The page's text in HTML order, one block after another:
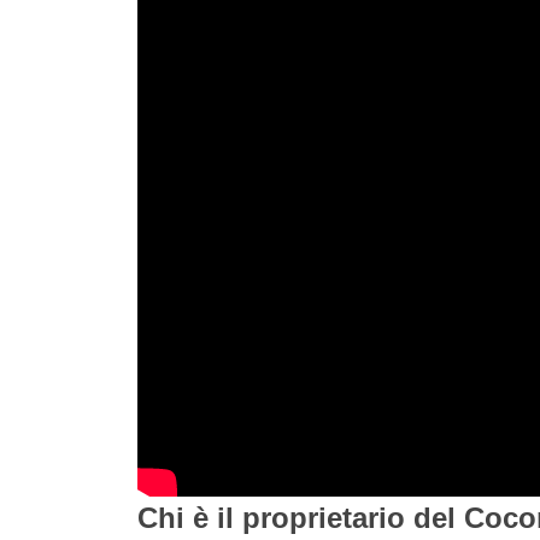
Chi è il proprietario del